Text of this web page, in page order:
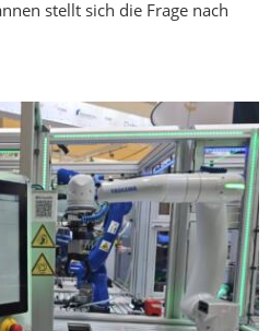
stellt sich die Frage nach